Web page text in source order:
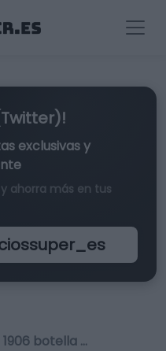
exclusivasy
ahorra más en tus
botella …